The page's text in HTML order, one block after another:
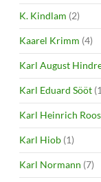
K. Kindlam (2)
Kaarel Krimm (4)
Karl August
Karl Eduard Sööt
Karl Heinrich
Karl Hiob (1)
Karl Normann (7)